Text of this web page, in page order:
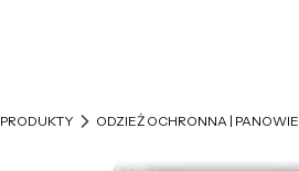
PRODUKTY ODZIEŻ OCHRONNA | PANOWIE